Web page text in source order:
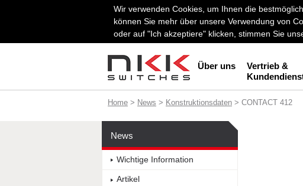
Wir verwenden Cookies, um Ihnen die
können Sie mehr über unsere Verwendung von
oder auf "Ich akzeptiere" klicken, stimmen Sie
Über uns
Vertrieb &
Home > News > Konstruktionsdaten > CONTACT 412
News
Wichtige Information
Artikel